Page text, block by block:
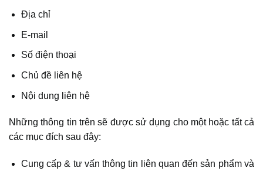
Địa chỉ
E-mail
Số điện thoại
Chủ đề liên hệ
Nội dung liên hệ
Những thông tin trên sẽ được sử dụng cho một hoặc tất cả
các mục đích sau đây:
Cung cấp & tư vấn thông tin liên quan đến sản phẩm và